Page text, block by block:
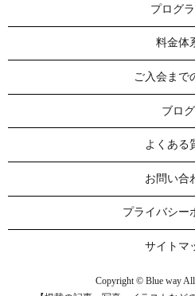
プログ
料金体
ご入会まで
ブログ
よくある
お問い合
プライバシー
サイトマ
Copyright © Blue way All